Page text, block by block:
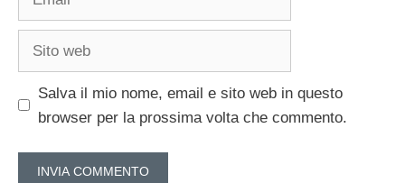
Salva il mio nome, email e sito web in questo
browser per la prossima volta che commento.